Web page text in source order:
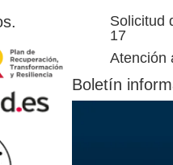
Solicitud
17
Atención
Boletín